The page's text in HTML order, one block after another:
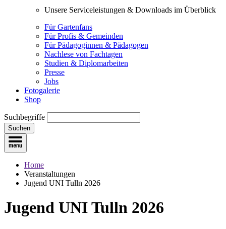
Unsere Serviceleistungen & Downloads im Überblick
Für Gartenfans
Für Profis & Gemeinden
Für Pädagoginnen & Pädagogen
Nachlese von Fachtagen
Studien & Diplomarbeiten
Presse
Jobs
Fotogalerie
Shop
Suchbegriffe
Suchen
Home
Veranstaltungen
Jugend UNI Tulln 2026
Jugend UNI Tulln 2026